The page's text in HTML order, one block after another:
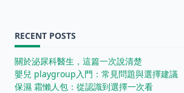
RECENT POSTS
關於泌尿科醫生，這篇一次說清楚
嬰兒 playgroup入門：常見問題與選擇建議
保濕 霜懶人包：從認識到選擇一次看